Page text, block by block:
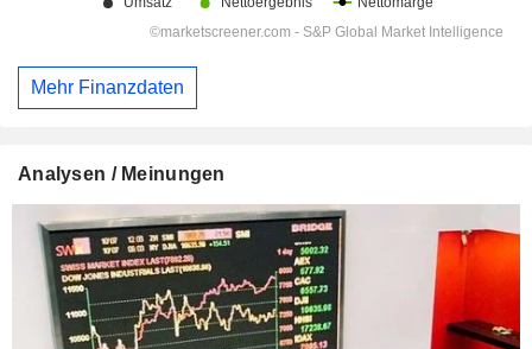
Mehr Finanzdaten
Analysen / Meinungen